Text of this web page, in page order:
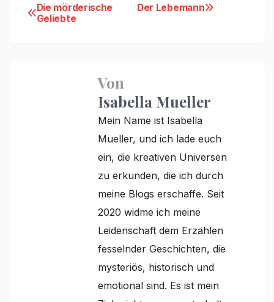
Beitragsnavigation
Der Lebemann
Die mörderische
Geliebte
Von
Isabella Mueller
Mein Name ist Isabella
Mueller, und ich lade euch
ein, die kreativen Universen
zu erkunden, die ich durch
meine Blogs erschaffe. Seit
2020 widme ich meine
Leidenschaft dem Erzählen
fesselnder Geschichten, die
mysteriös, historisch und
emotional sind. Es ist mein